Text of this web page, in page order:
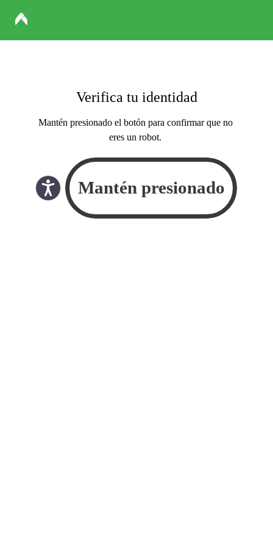
Verifica tu identidad
Mantén presionado el botón para confirmar que no
eres un robot.